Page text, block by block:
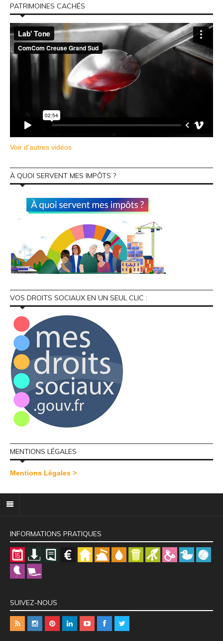
PATRIMOINES CACHÉS
Voir d'autres vidéos
À QUOI SERVENT MES IMPÔTS ?
VOS DROITS SOCIAUX EN UN SEUL CLIC :
MENTIONS LÉGALES
Mentions Légales >
INFORMATIONS PRATIQUES
SUIVEZ-NOUS